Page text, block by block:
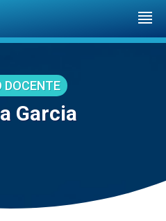
DOCENTE
Garcia